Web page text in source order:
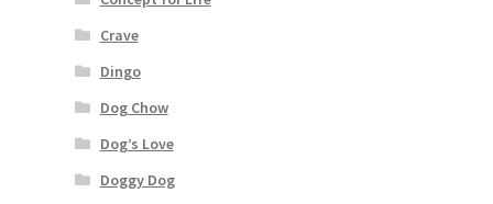
Crave
Dingo
Dog Chow
Dog’s Love
Doggy Dog